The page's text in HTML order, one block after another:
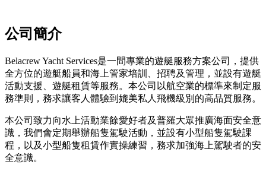
公司簡介
Belacrew Yacht Services是一間專業的遊艇服務方案公司，提供
全方位的遊艇船員和海上管家培訓、招聘及管理，並設有遊艇
活動支援、遊艇租賃等服務。本公司以航空業的標準來制定服
務準則，務求讓客人體驗到媲美私人飛機級別的高品質服務。
本公司致力向水上活動業餘愛好者及普羅大眾推廣海面安全意
識，我們會定期舉辦船隻駕駛活動，並設有小型船隻駕駛課
程，以及小型船隻租賃作實操練習，務求加強海上駕駛者的安
全意識。